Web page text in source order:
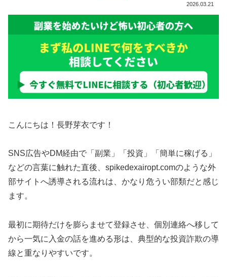
2026.03.21
こんにちは！長野芽衣です！
SNS広告やDM経由で「副業」「投資」「簡単に稼げる」
などの言葉に触れた直後、spikedexairopt.comのような外
部サイトへ誘導される流れは、かなり危うい部類だと感じ
ます。
最初に期待だけを膨らませて登録させ、個別連絡へ移して
から一気に入金の話を進める形は、典型的な投資詐欺の導
線と重なりやすいです。